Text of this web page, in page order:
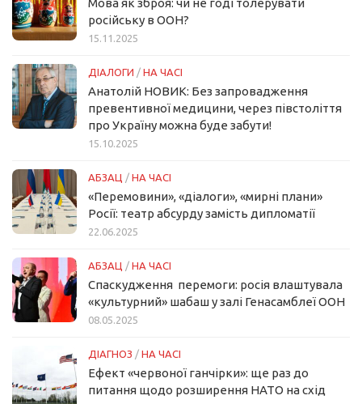
Мова як зброя: чи не годі толерувати
російську в ООН?
15.11.2025
ДІАЛОГИ / НА ЧАСІ
Анатолій НОВИК: Без запровадження
превентивної медицини, через півстоліття
про Україну можна буде забути!
15.10.2025
АБЗАЦ / НА ЧАСІ
«Перемовини», «діалоги», «мирні плани»
Росії: театр абсурду замість дипломатії
22.06.2025
АБЗАЦ / НА ЧАСІ
Спаскудження перемоги: росія влаштувала
«культурний» шабаш у залі Генасамблеї ООН
08.05.2025
ДІАГНОЗ / НА ЧАСІ
Ефект «червоної ганчірки»: ще раз до
питання щодо розширення НАТО на схід